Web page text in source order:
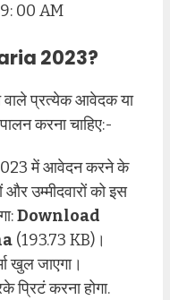
00 AM
2023?
वाले प्रत्येक आवेदक या
करना चाहिए:-
में आवेदन करने के
उम्मीदवारों को इस
Download
(193.73 KB)।
खुल जाएगा।
करना होगा.